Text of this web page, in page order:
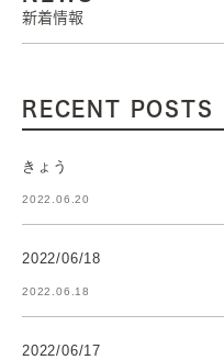
新着情報
RECENT POSTS
きょう
2022.06.20
2022/06/18
2022.06.18
2022/06/17